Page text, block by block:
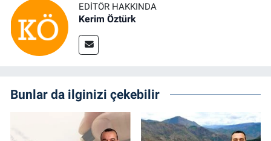
EDITÖR HAKKINDA
Kerim Öztürk
Bunlar da ilginizi çekebilir